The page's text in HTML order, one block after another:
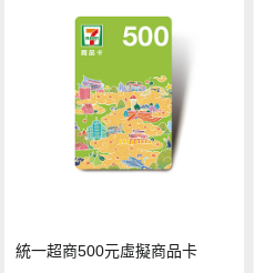
統一超商500元虛擬商品卡